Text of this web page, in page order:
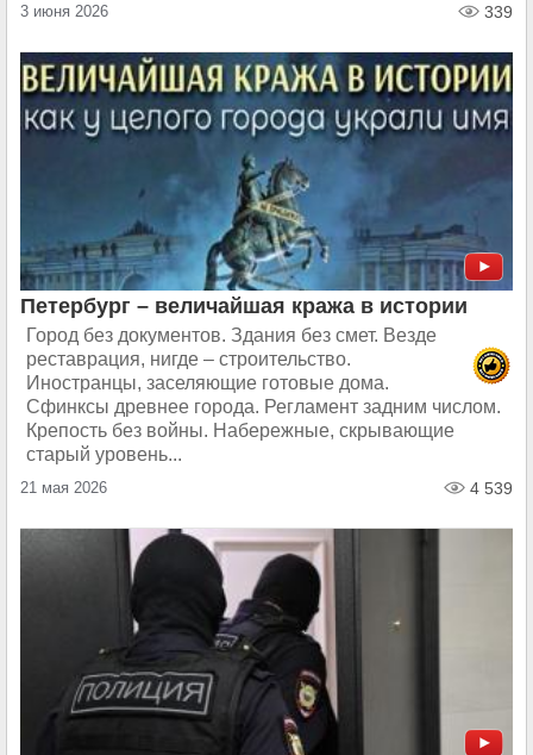
3 июня 2026 339
Петербург – величайшая кража в истории
Город без документов. Здания без смет. Везде
реставрация, нигде – строительство.
Иностранцы, заселяющие готовые дома.
Сфинксы древнее города. Регламент задним числом.
Крепость без войны. Набережные, скрывающие
старый уровень...
21 мая 2026 4 539